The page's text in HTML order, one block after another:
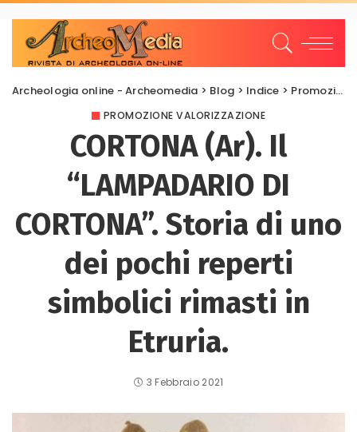
Archeologia online - Archeomedia > Blog > Indice > Promozione Valorizzazione
PROMOZIONE VALORIZZAZIONE
CORTONA (Ar). Il
“LAMPADARIO DI
CORTONA”. Storia di uno
dei pochi reperti
simbolici rimasti in
Etruria.
3 Febbraio 2021